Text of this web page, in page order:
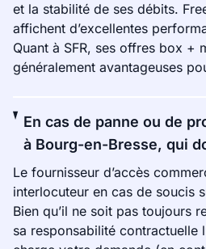
et la stabilité de ses débits.
affichent d’excellentes
Quant à SFR, ses offres box +
généralement avantageuses
En cas de panne ou de
à Bourg-en-Bresse, qui
Le fournisseur d’accès
interlocuteur en cas de soucis
Bien qu’il ne soit pas toujours
sa responsabilité contractuelle